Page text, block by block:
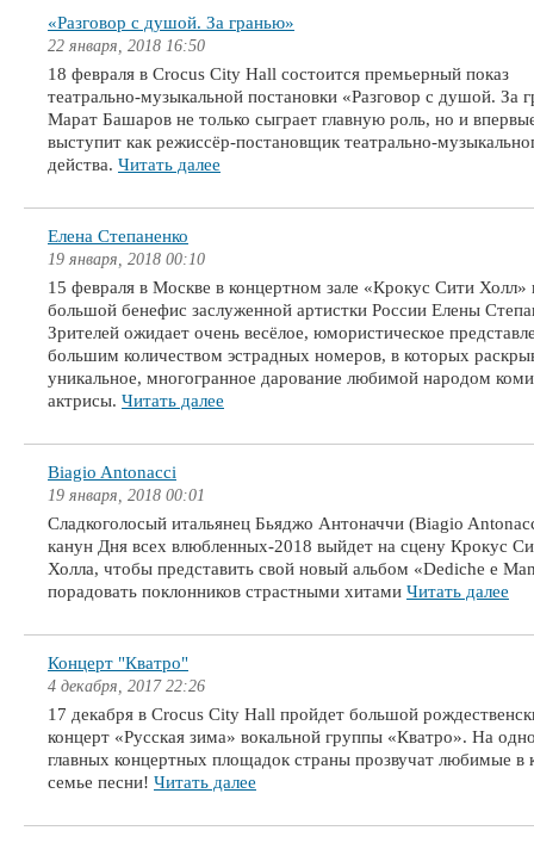
«Разговор с душой. За гранью»
22 января, 2018 16:50
18 февраля в Crocus City Hall состоится премьерный показ
театрально-музыкальной постановки «Разговор с душой. За
Марат Башаров не только сыграет главную роль, но и
выступит как режиссёр-постановщик театрально-
действа. Читать далее
Елена Степаненко
19 января, 2018 00:10
15 февраля в Москве в концертном зале «Крокус Сити Холл»
большой бенефис заслуженной артистки России Елены
Зрителей ожидает очень весёлое, юмористическое
большим количеством эстрадных номеров, в которых
уникальное, многогранное дарование любимой народом
актрисы. Читать далее
Biagio Antonacci
19 января, 2018 00:01
Сладкоголосый итальянец Бьяджо Антоначчи (Biagio
канун Дня всех влюбленных-2018 выйдет на сцену Крокус
Холла, чтобы представить свой новый альбом «Dediche e
порадовать поклонников страстными хитами Читать далее
Концерт "Кватро"
4 декабря, 2017 22:26
17 декабря в Crocus City Hall пройдет большой
концерт «Русская зима» вокальной группы «Кватро». На
главных концертных площадок страны прозвучат любимые в
семье песни! Читать далее